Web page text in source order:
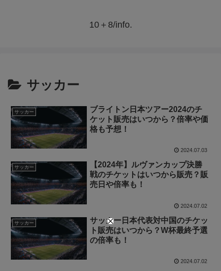
10＋8/info.
サッカー
サッカー
ブライトン日本ツアー2024のチ
ケット販売はいつから？倍率や価
格も予想！
2024.07.03
サッカー
【2024年】ルヴァンカップ決勝
戦のチケットはいつから販売？販
売日や倍率も！
2024.07.02
サッカー
サッカー日本代表対中国のチケッ
ト販売はいつから？W杯最終予選
の倍率も！
2024.07.02